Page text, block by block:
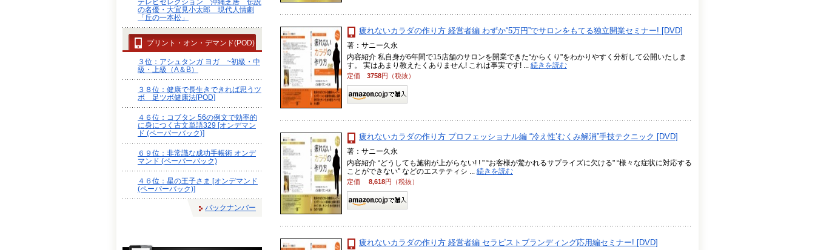
疲れないカラダの作り方 経営者編 わずか“5万円”でサロンをもてる独立開業セミナー! [DVD]
著：サニー久永
内容紹介 私自身が6年間で15店舗のサロンを開業できた“からくり"をわかりやすく分析して公開いたしま
す。 実はあまり教えたくありません! これは事実です! ... 続きを読む
定価 3758円（税抜）
疲れないカラダの作り方 プロフェッショナル編 “冷え性’むくみ解消”手技テクニック [DVD]
著：サニー久永
内容紹介 “どうしても施術が上がらない! ! " “お客様が驚かれるサプライズに欠ける" “様々な症状に対応する
ことができない" などのエステティシ ... 続きを読む
定価 8,618円（税抜）
疲れないカラダの作り方 経営者編 セラピストブランディング応用編セミナー! [DVD]
の名優・大宜見小太郎 現代人情劇
「丘の一本松」
プリント・オン・デマンド(POD)
３位：アシュタンガ ヨガ ~初級・中
級・上級（A＆B）
３８位：健康で長生きできれば思うツ
ボ 足ツボ健康法[POD]
４６位：コブタン 56の例文で効率的
に身につく古文単語329 [オンデマン
ド (ペーパーバック)]
６９位：非常識な成功手帳術 オンデ
マンド (ペーパーバック)
４６位：星の王子さま [オンデマンド
(ペーパーバック)]
バックナンバー